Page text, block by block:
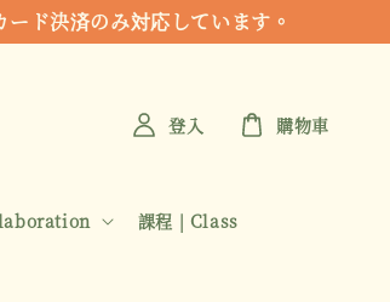
ド決済のみ対応しています。
課程 | Class
登入 購物車